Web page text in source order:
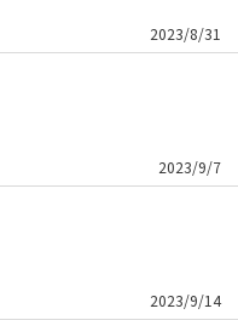
2023/8/31
2023/9/7
2023/9/14